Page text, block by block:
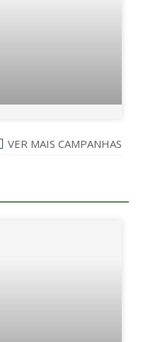
VER MAIS CAMPANHAS